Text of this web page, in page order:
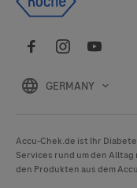
GERMANY
Accu-Chek.de ist Ihr
Services rund um den
den Produkten aus dem